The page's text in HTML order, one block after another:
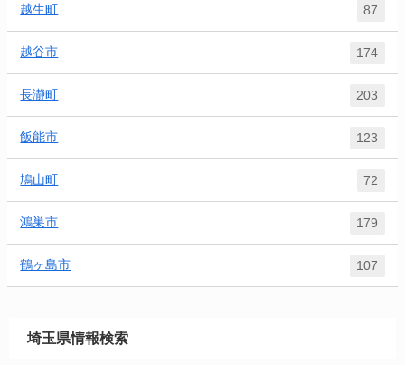
越生町 87
越谷市 174
長瀞町 203
飯能市 123
鳩山町 72
鴻巣市 179
鶴ヶ島市 107
埼玉県情報検索